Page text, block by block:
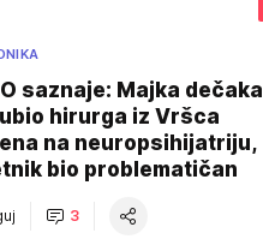
saznaje: Majka dečaka
hirurga iz Vršca
na neuropsihijatriju,
bio problematičan
3